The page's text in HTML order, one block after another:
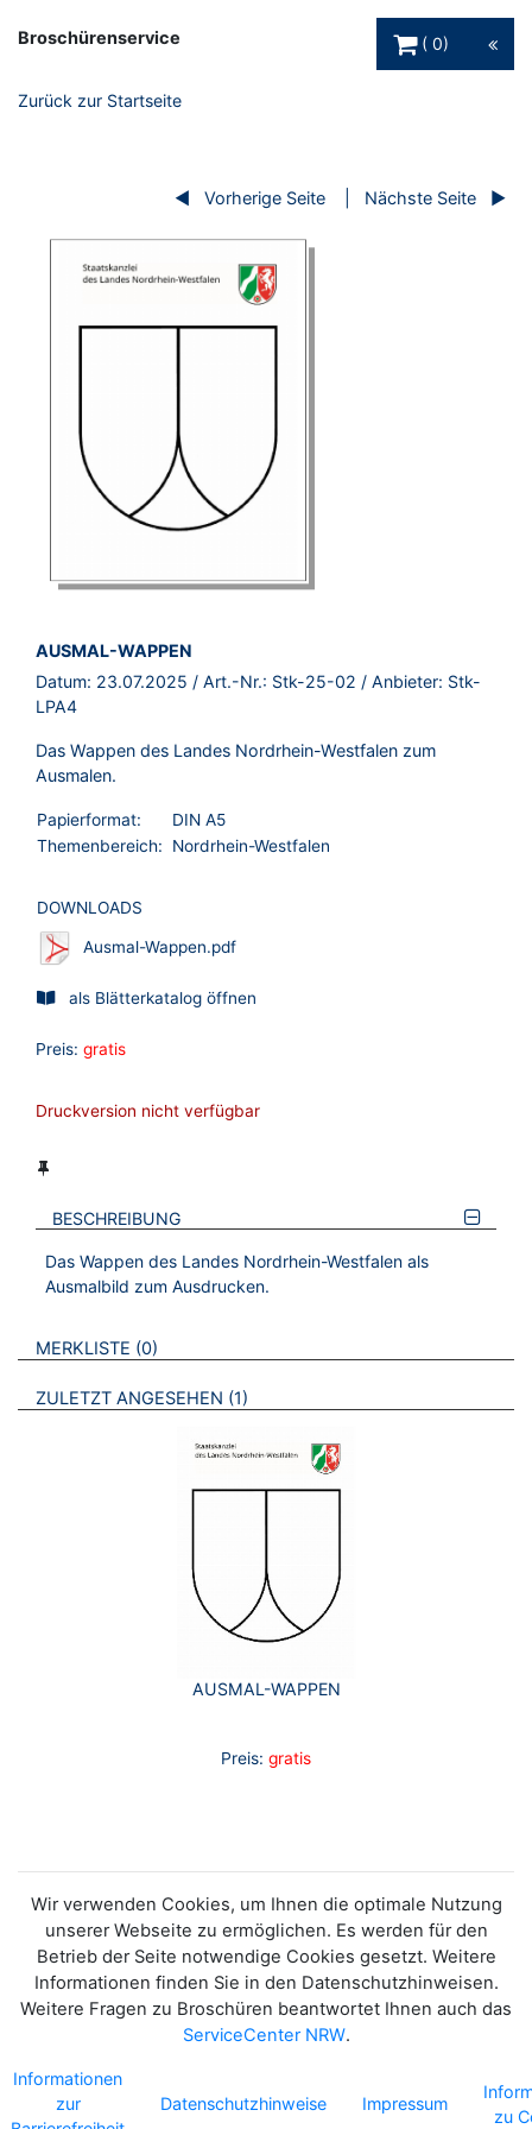
Broschürenservice
0
Zurück zur Startseite
Vorherige Seite Nächste Seite
BROSCHÜRE:
AUSMAL-WAPPEN
Datum: 23.07.2025 / Art.-Nr.: Stk-25-02 / Anbieter: Stk-
LPA4
Das Wappen des Landes Nordrhein-Westfalen zum
Ausmalen.
Papierformat:
DIN A5
Themenbereich:
Nordrhein-Westfalen
DOWNLOADS
Ausmal-Wappen.pdf
als Blätterkatalog öffnen
Preis: gratis
Druckversion nicht verfügbar
BESCHREIBUNG
Das Wappen des Landes Nordrhein-Westfalen als
Ausmalbild zum Ausdrucken.
VERWEISE AUF VERMERKTE- ODER ZULETZT ANGESEHENE
MERKLISTE 0 BROSCHÜREN
ZULETZT ANGESEHEN 1 BROSCHÜREN
AUSMAL-WAPPEN
Preis: gratis
Wir verwenden Cookies, um Ihnen die optimale Nutzung
unserer Webseite zu ermöglichen. Es werden für den
Betrieb der Seite notwendige Cookies gesetzt. Weitere
Informationen finden Sie in den Datenschutzhinweisen.
Weitere Fragen zu Broschüren beantwortet Ihnen auch das
ServiceCenter NRW.
Informationen
zur
Datenschutzhinweise Impressum
zu